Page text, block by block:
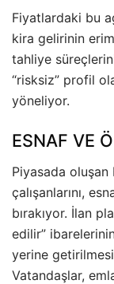
Fiyatlardaki bu
kira gelirinin
tahliye
“risksiz” profil
yöneliyor.
ESNAF VE
Piyasada
çalışanlarını,
bırakıyor. İlan
edilir”
yerine
Vatandaşlar,